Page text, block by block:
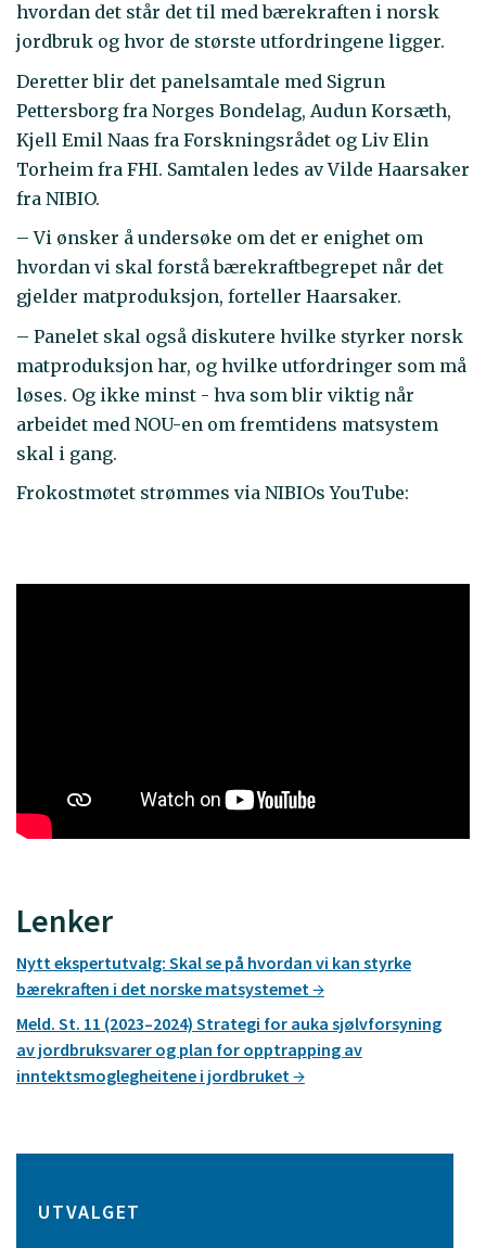
hvordan det står det til med bærekraften i norsk
jordbruk og hvor de største utfordringene ligger.
Deretter blir det panelsamtale med Sigrun
Pettersborg fra Norges Bondelag, Audun Korsæth,
Kjell Emil Naas fra Forskningsrådet og Liv Elin
Torheim fra FHI. Samtalen ledes av Vilde Haarsaker
fra NIBIO.
– Vi ønsker å undersøke om det er enighet om
hvordan vi skal forstå bærekraftbegrepet når det
gjelder matproduksjon, forteller Haarsaker.
– Panelet skal også diskutere hvilke styrker norsk
matproduksjon har, og hvilke utfordringer som må
løses. Og ikke minst - hva som blir viktig når
arbeidet med NOU-en om fremtidens matsystem
skal i gang.
Frokostmøtet strømmes via NIBIOs YouTube:
Lenker
Nytt ekspertutvalg: Skal se på hvordan vi kan styrke
bærekraften i det norske matsystemet
Meld. St. 11 (2023–2024) Strategi for auka sjølvforsyning
av jordbruksvarer og plan for opptrapping av
inntektsmoglegheitene i jordbruket
UTVALGET